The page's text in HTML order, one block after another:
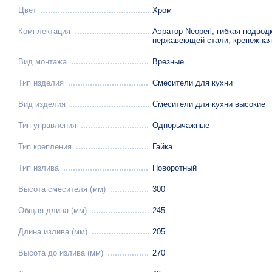
Цвет Хром
Комплектация
Аэратор Neoperl, гибкая
нержавеющей стали, крепежная
Вид монтажа Врезные
Тип изделия Смесители для кухни
Вид изделия Смесители для кухни высокие
Тип управления Однорычажные
Тип крепления Гайка
Тип излива Поворотный
Высота смесителя (мм) 300
Общая длина (мм) 245
Длина излива (мм) 205
Высота до излива (мм) 270